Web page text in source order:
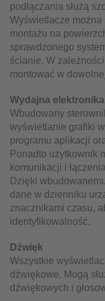
podłączania służą
Wyświetlacze
montażu na
sprawdzonego
ścianie. W
montować w
Wydajna elektronika
Wbudowany
wyświetlanie grafiki
programu aplikacji
Ponadto użytkownik
komunikacji i
Dzięki
dane w dzienniku
znacznikami czasu,
identyfikowalność.
Dźwięk
Wszystkie
dźwiękowe. Mogą
dźwiękowych i